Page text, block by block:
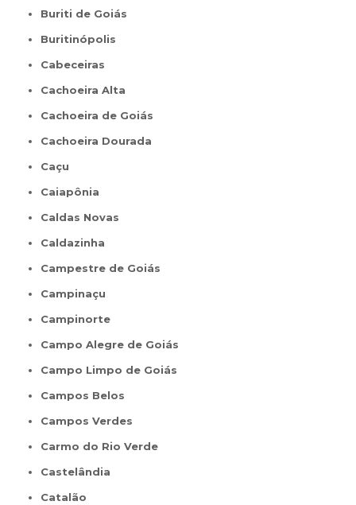
Buriti de Goiás
Buritinópolis
Cabeceiras
Cachoeira Alta
Cachoeira de Goiás
Cachoeira Dourada
Caçu
Caiapônia
Caldas Novas
Caldazinha
Campestre de Goiás
Campinaçu
Campinorte
Campo Alegre de Goiás
Campo Limpo de Goiás
Campos Belos
Campos Verdes
Carmo do Rio Verde
Castelândia
Catalão